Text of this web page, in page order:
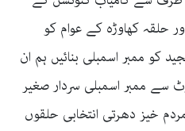
حلقہ کھاوڑہ کے عوام کو
کو ممبر اسمبلی بنائیں ہم ان
سے ممبر اسمبلی سردار صغیر
خیز دھرتی انتخابی حلقوں